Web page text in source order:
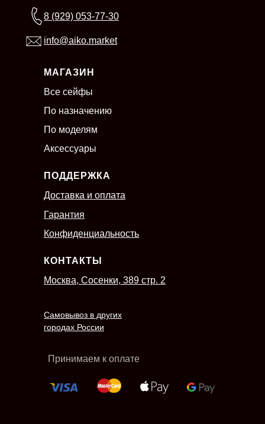
МАГАЗИН
Все сейфы
По назначению
По моделям
Аксессуары
ПОДДЕРЖКА
Гарантия
Конфиденциальность
КОНТАКТЫ
Самовывоз в других
городах России
8 (929) 053-77-30
info@aiko.market
Принимаем к оплате
Москва, Сосенки, 389 стр. 2
Доставка и оплата